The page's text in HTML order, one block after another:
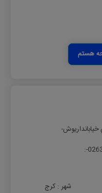
هستم
شهر : کرج